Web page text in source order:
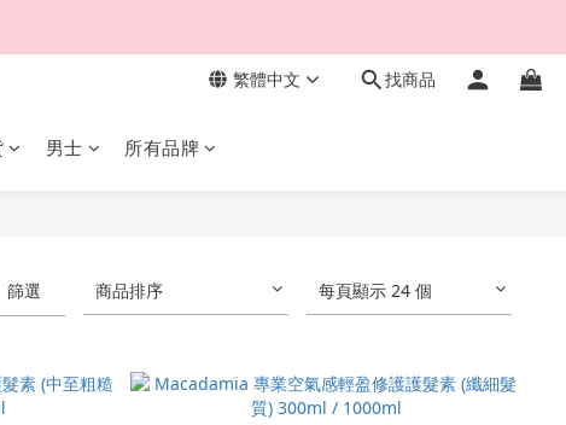
繁體中文 找商品
男士 所有品牌
篩選 商品排序 每頁顯示 24 個